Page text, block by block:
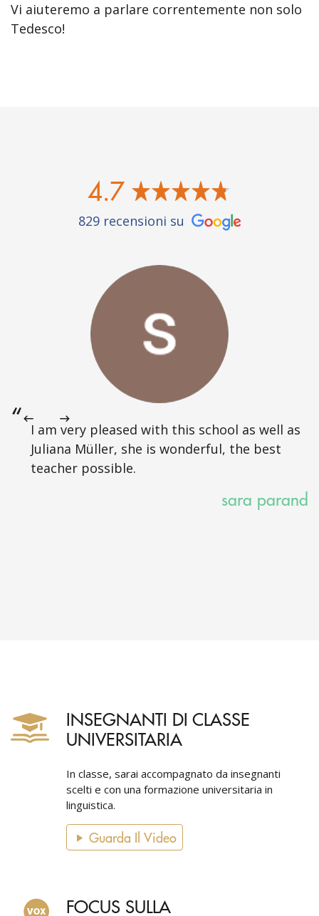
Vi aiuteremo a parlare correntemente non solo
Tedesco!
4.7
829 recensioni su
I am very pleased with this school as well as
Juliana Müller, she is wonderful, the best
teacher possible.
sara parand
INSEGNANTI DI CLASSE
UNIVERSITARIA
In classe, sarai accompagnato da insegnanti
scelti e con una formazione universitaria in
linguistica.
Guarda Il Video
FOCUS SULLA